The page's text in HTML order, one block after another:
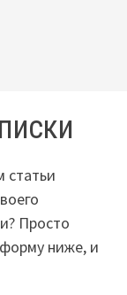
статьи
Просто
ниже, и